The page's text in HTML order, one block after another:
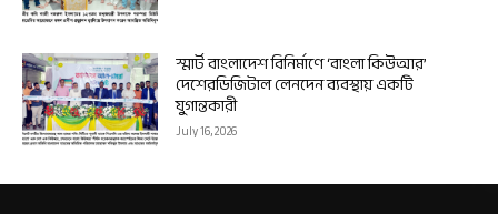
স্মার্ট বাংলাদেশ বিনির্মাণে ‘বাংলা কিউআর’
দেশেরডিজিটাল লেনদেন ব্যবস্থায় একটি
যুগান্তকারী
July 16, 2026